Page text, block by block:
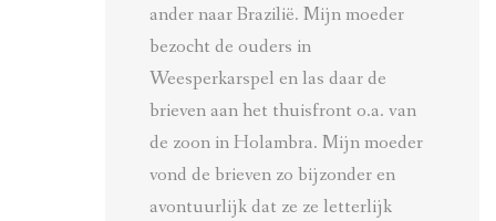
ander naar Brazilië. Mijn moeder
bezocht de ouders in
Weesperkarspel en las daar de
brieven aan het thuisfront o.a. van
de zoon in Holambra. Mijn moeder
vond de brieven zo bijzonder en
avontuurlijk dat ze ze letterlijk